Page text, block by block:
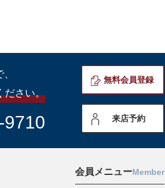
ださい。
9710
無料会員登録
来店予約
会員メニューMember